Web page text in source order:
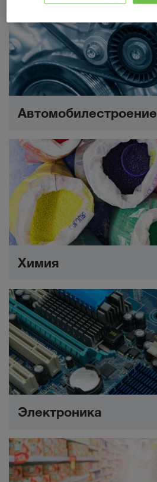
Автомобилестроение
Химия
Электроника